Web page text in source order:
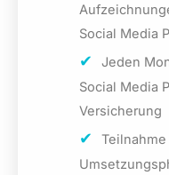
Social Media
Jeden
Social Media
Versicherung